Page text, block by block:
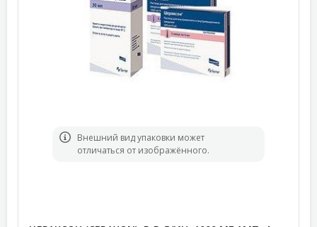
Bнешний вид упаковки может
отличаться от изображённого.